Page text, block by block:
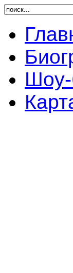
Шоу-